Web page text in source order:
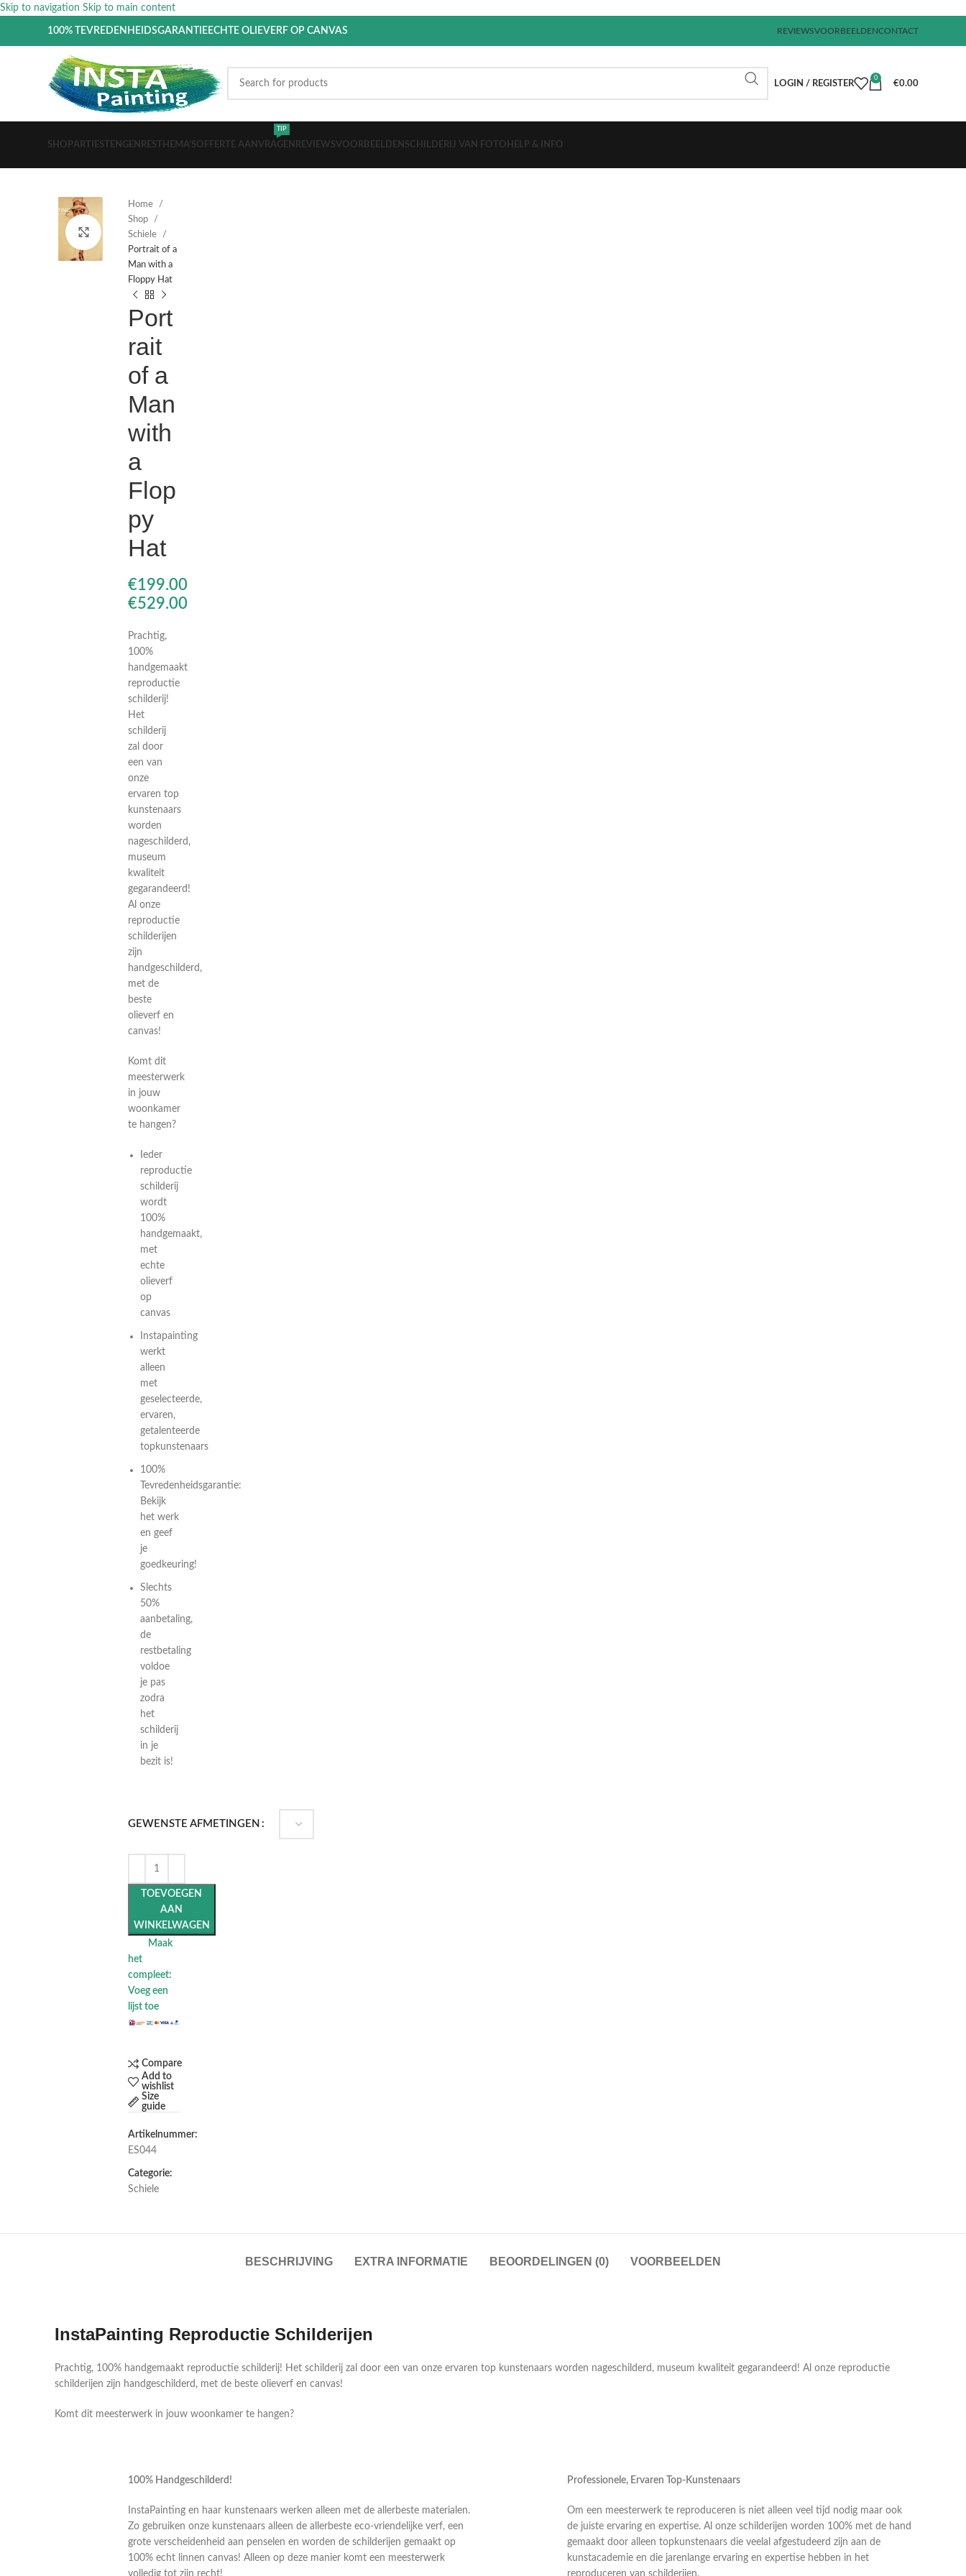
Skip to navigation Skip to main content
100% TEVREDENHEIDSGARANTIEECHTE OLIEVERF OP CANVAS REVIEWSVOORBEELDENCONTACT
LOGIN / REGISTER
0
€0.00
SHOPARTIESTEN GENRES THEMA’SOFFERTE AANVRAGEN
TIP
REVIEWSVOORBEELDEN SCHILDERIJ VAN FOTO HELP & INFO
Click to enlarge
Home
Shop
Schiele
Portrait of a
Man with a
Floppy Hat
Port
rait
of a
Man
with
a
Flop
py
Hat
€
€
Prachtig,
100%
handgemaakt
reproductie
schilderij!
Het
schilderij
zal door
een van
onze
ervaren top
kunstenaars
worden
nageschilderd,
museum
kwaliteit
gegarandeerd!
Al onze
reproductie
schilderijen
zijn
handgeschilderd,
met de
beste
olieverf en
canvas!
Komt dit
meesterwerk
in jouw
woonkamer
te hangen?
Ieder
reproductie
schilderij
wordt
100%
handgemaakt,
met
echte
olieverf
op
canvas
Instapainting
werkt
alleen
met
geselecteerde,
ervaren,
getalenteerde
topkunstenaars
100%
Tevredenheidsgarantie:
Bekijk
het werk
en geef
je
goedkeuring!
Slechts
50%
aanbetaling,
de
restbetaling
voldoe
je pas
zodra
het
schilderij
in je
bezit is!
GEWENSTE AFMETINGEN
TOEVOEGEN
AAN
WINKELWAGEN
Maak
het
compleet:
Voeg een
lijst toe
Compare
Add to
wishlist
Size
guide
Artikelnummer:
ES044
Categorie:
Schiele
BESCHRIJVING EXTRA INFORMATIE BEOORDELINGEN (0) VOORBEELDEN
InstaPainting Reproductie Schilderijen
Prachtig, 100% handgemaakt reproductie schilderij! Het schilderij zal door een van onze ervaren top kunstenaars worden nageschilderd, museum kwaliteit gegarandeerd! Al onze reproductie
schilderijen zijn handgeschilderd, met de beste olieverf en canvas!
Komt dit meesterwerk in jouw woonkamer te hangen?
100% Handgeschilderd!
InstaPainting en haar kunstenaars werken alleen met de allerbeste materialen.
Zo gebruiken onze kunstenaars alleen de allerbeste eco-vriendelijke verf, een
grote verscheidenheid aan penselen en worden de schilderijen gemaakt op
100% echt linnen canvas! Alleen op deze manier komt een meesterwerk
volledig tot zijn recht!
Professionele, Ervaren Top-Kunstenaars
Om een meesterwerk te reproduceren is niet alleen veel tijd nodig maar ook
de juiste ervaring en expertise. Al onze schilderijen worden 100% met de hand
gemaakt door alleen topkunstenaars die veelal afgestudeerd zijn aan de
kunstacademie en die jarenlange ervaring en expertise hebben in het
reproduceren van schilderijen.